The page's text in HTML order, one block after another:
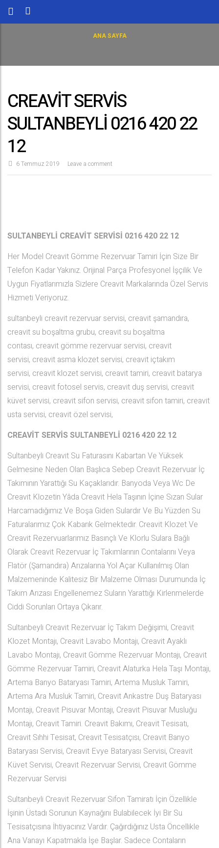
ANA SAYFA
CREAVİT SERVİS
SULTANBEYLİ 0216 420 22
12
6 Temmuz 2019 Leave a comment
SULTANBEYLİ CREAVİT SERVİSİ 0216 420 22 12
Her Model Creavit Gömme Rezervuar Tamiri İçin Size Bir
Telefon Kadar Yakınız. Orijinal Parça Profesyonel İşçilik Ve
Uygun Fiyatlarımızla Sizlere Creavit Markalarında Özel Servis
Hizmeti Veriyoruz.
sultanbeyli creavit rezervuar servisi, creavit şamandıra,
creavit su boşaltma grubu, creavit su boşaltma
contası, creavit gömme rezervuar servisi, creavit
servisi, creavit asma klozet servisi, creavit içtakım
servisi, creavit klozet servisi, creavit tamiri, creavit batarya
servisi, creavit fotosel servis, creavit duş servisi, creavit
küvet servisi, creavit sifon servisi, creavit sifon tamiri, creavit
usta servisi, creavit özel servisi,
CREAVİT SERVİS SULTANBEYLİ 0216 420 22 12
Sultanbeyli Creavit Su Faturasını Kabartan Ve Yüksek
Gelmesine Neden Olan Başlıca Sebep Creavit Rezervuar İç
Takımının Yarattığı Su Kaçaklarıdır. Banyoda Veya Wc De
Creavit Klozetin Yâda Creavit Hela Taşının İçine Sızan Sular
Harcamadığımız Ve Boşa Giden Sulardır Ve Bu Yüzden Su
Faturalarımız Çok Kabarık Gelmektedir. Creavit Klozet Ve
Creavit Rezervuarlarımız Basınçlı Ve Klorlu Sulara Bağlı
Olarak Creavit Rezervuar İç Takımlarının Contalarını Veya
Flatör (Şamandıra) Arızalarına Yol Açar Kullanılmış Olan
Malzemeninde Kalitesiz Bir Malzeme Olması Durumunda İç
Takım Arızası Engellenemez Suların Yarattığı Kirlenmelerde
Ciddi Sorunları Ortaya Çıkarır.
Sultanbeyli Creavit Rezervuar İç Takım Değişimi, Creavit
Klozet Montajı, Creavit Lavabo Montajı, Creavit Ayaklı
Lavabo Montajı, Creavit Gömme Rezervuar Montajı, Creavit
Gömme Rezervuar Tamiri, Creavit Alaturka Hela Taşı Montajı,
Artema Banyo Bataryası Tamiri, Artema Musluk Tamiri,
Artema Ara Musluk Tamiri, Creavit Ankastre Duş Bataryası
Montajı, Creavit Pisuvar Montajı, Creavit Pisuvar Musluğu
Montajı, Creavit Tamiri. Creavit Bakımı, Creavit Tesisatı,
Creavit Sıhhi Tesisat, Creavit Tesisatçısı, Creavit Banyo
Bataryası Servisi, Creavit Evye Bataryası Servisi, Creavit
Küvet Servisi, Creavit Rezervuar Servisi, Creavit Gömme
Rezervuar Servisi
Sultanbeyli Creavit Rezervuar Sifon Tamiratı İçin Özellikle
İşinin Üstadı Sorunun Kaynağını Bulabilecek İyi Bir Su
Tesisatçısına İhtiyacınız Vardır. Çağırdığınız Usta Öncellikle
Ana Vanayı Kapatmakla İşe Başlar. Sadece Contaların